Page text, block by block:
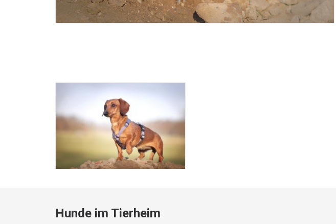
Hunde im Tierheim